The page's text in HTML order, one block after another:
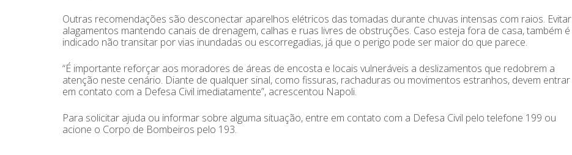
Outras recomendações são desconectar aparelhos elétricos das tomadas durante chuvas intensas com raios. Evitar
alagamentos mantendo canais de drenagem, calhas e ruas livres de obstruções. Caso esteja fora de casa, também é
indicado não transitar por vias inundadas ou escorregadias, já que o perigo pode ser maior do que parece.
“É importante reforçar aos moradores de áreas de encosta e locais vulneráveis a deslizamentos que redobrem a
atenção neste cenário. Diante de qualquer sinal, como fissuras, rachaduras ou movimentos estranhos, devem entrar
em contato com a Defesa Civil imediatamente”, acrescentou Napoli.
Para solicitar ajuda ou informar sobre alguma situação, entre em contato com a Defesa Civil pelo telefone 199 ou
acione o Corpo de Bombeiros pelo 193.